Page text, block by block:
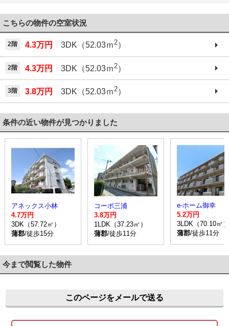
こちらの物件の空室状況
2階 4.3万円 3DK（52.03ｍ2）
2階 4.3万円 3DK（52.03ｍ 2）
3階 3.8万円 3DK（52.03ｍ 2）
条件の近い物件が見つかりました
アネックス小林
4.7万円
3DK（57.72㎡）
蒲郡/徒歩15分
コーポ三浦
3.8万円
1LDK（37.23㎡）
蒲郡/徒歩11分
e-ホーム御幸
5.2万円
3LDK（70.10㎡）
蒲郡/徒歩11分
今まで閲覧した物件
このページをメールで送る